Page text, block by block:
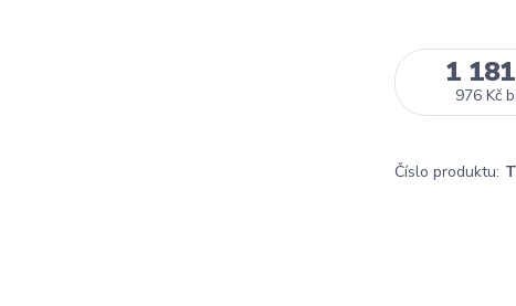
1
976 Kč
Číslo produktu: